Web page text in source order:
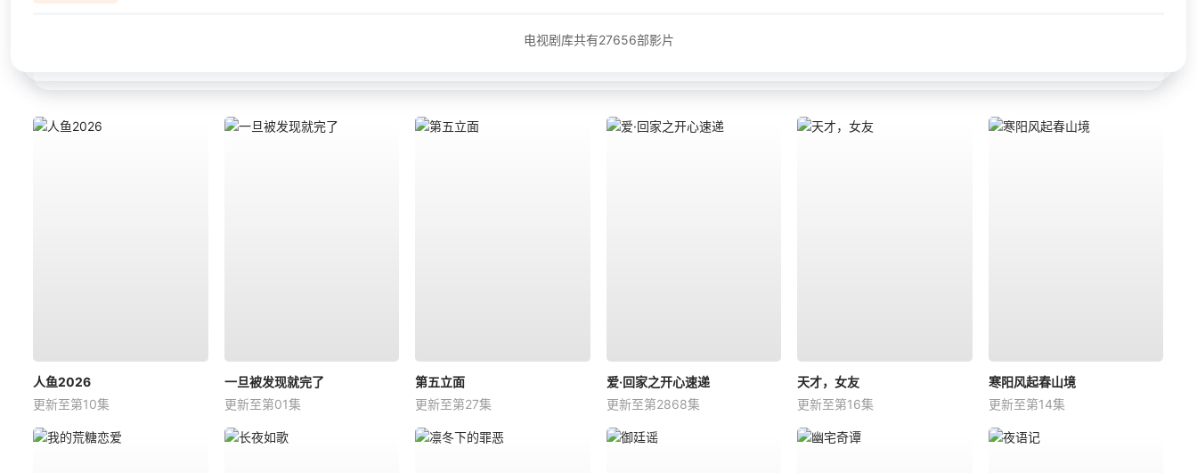
电视剧库共有27656部影片
人鱼2026
更新至第10集
一旦被发现就完了
更新至第01集
第五立面
更新至第27集
爱·回家之开心速递
更新至第2868集
天才，女友
更新至第16集
寒阳风起春山境
更新至第14集